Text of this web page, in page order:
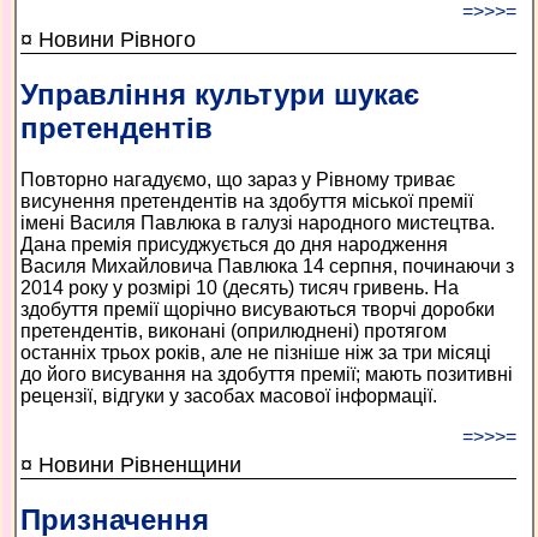
=>>>=
¤ Новини Рівного
Управління культури шукає
претендентів
Повторно нагадуємо, що зараз у Рівному триває
висунення претендентів на здобуття міської премії
імені Василя Павлюка в галузі народного мистецтва.
Дана премія присуджується до дня народження
Василя Михайловича Павлюка 14 серпня, починаючи з
2014 року у розмірі 10 (десять) тисяч гривень. На
здобуття премії щорічно висуваються творчі доробки
претендентів, виконані (оприлюднені) протягом
останніх трьох років, але не пізніше ніж за три місяці
до його висування на здобуття премії; мають позитивні
рецензії, відгуки у засобах масової інформації.
=>>>=
¤ Новини Рівненщини
Призначення